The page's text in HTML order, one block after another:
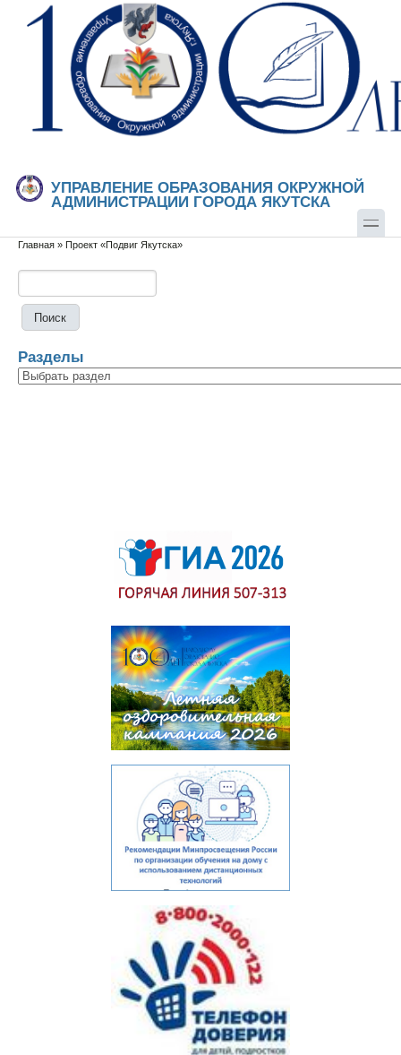
Перейти к основному содержанию
Skip to search
УПРАВЛЕНИЕ ОБРАЗОВАНИЯ ОКРУЖНОЙ
АДМИНИСТРАЦИИ ГОРОДА ЯКУТСКА
Вы здесь
Главная » Проект «Подвиг Якутска»
Разделы